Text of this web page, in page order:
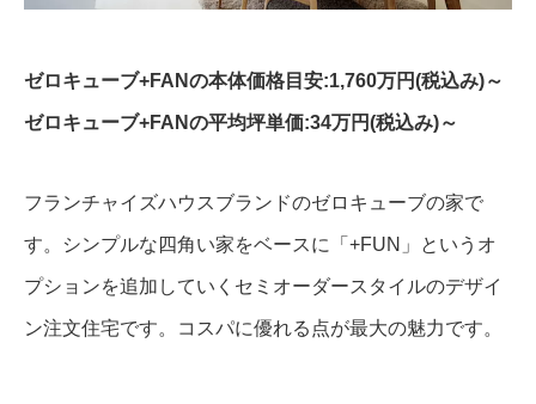
ゼロキューブ+FANの本体価格目安:1,760万円(税込み)～
ゼロキューブ+FANの平均坪単価:34万円(税込み)～
フランチャイズハウスブランドのゼロキューブの家で
す。シンプルな四角い家をベースに「+FUN」というオ
プションを追加していくセミオーダースタイルのデザイ
ン注文住宅です。コスパに優れる点が最大の魅力です。